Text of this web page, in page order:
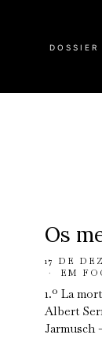
DOSSIER
Os
17 DE
EM
1.º La
Albert
Jarmusch